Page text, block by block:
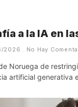
a la IA en
2026 No Hay
Noruega de
artificial generativa